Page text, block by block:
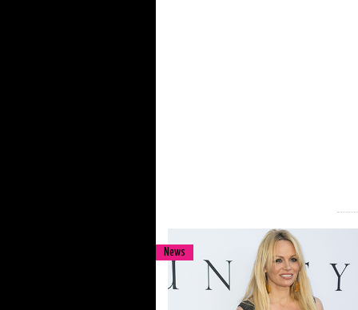
News